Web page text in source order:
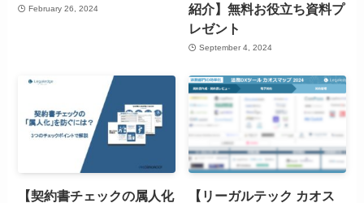
February 26, 2024
紹介】無料お役立ち資料プ
レゼント
September 4, 2024
【契約書チェックの属人化
【リーガルテック カオス